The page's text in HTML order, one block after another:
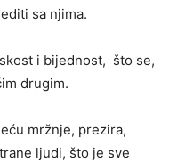
sa njima.
i bijednost, što se,
drugim.
mržnje, prezira,
ljudi, što je sve